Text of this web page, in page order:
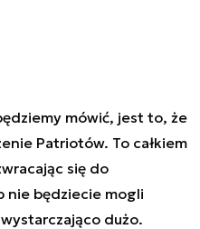
mówić, jest to, że
Patriotów. To całkiem
się do
nie będziecie mogli
dużo.